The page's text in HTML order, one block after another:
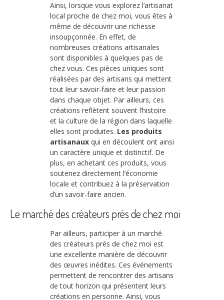
Ainsi, lorsque vous explorez l’artisanat
local proche de chez moi, vous êtes à
même de découvrir une richesse
insoupçonnée. En effet, de
nombreuses créations artisanales
sont disponibles à quelques pas de
chez vous. Ces pièces uniques sont
réalisées par des artisans qui mettent
tout leur savoir-faire et leur passion
dans chaque objet. Par ailleurs, ces
créations reflètent souvent l’histoire
et la culture de la région dans laquelle
elles sont produites. Les produits
artisanaux qui en découlent ont ainsi
un caractère unique et distinctif. De
plus, en achetant ces produits, vous
soutenez directement l’économie
locale et contribuez à la préservation
d’un savoir-faire ancien.
Le marché des créateurs près de chez moi
Par ailleurs, participer à un marché
des créateurs près de chez moi est
une excellente manière de découvrir
des œuvres inédites. Ces événements
permettent de rencontrer des artisans
de tout horizon qui présentent leurs
créations en personne. Ainsi, vous